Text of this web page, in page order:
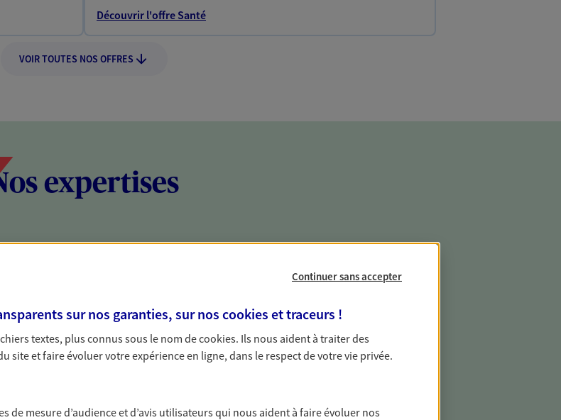
Découvrir l'offre Santé
VOIR TOUTES NOS OFFRES
expertises
pour
analyse
avec vos
Nous sommes à votre écoute pour vous proposer des
solutions assurantielles couvrant les risques liés à votre
activité, mais aussi les risques liés à votre vie privée. Un seul
interlocuteur pour tous vos besoins, ça change tout.
Continuer sans accepter
sur nos garanties, sur noscookies et traceurs !
textes, plus connus sous le nom decookies. Ils nous aident à traiter des
et faire évoluer votre expérience en ligne, dans le respect de votre vie privée.
de mesure d’audience et d’avis utilisateurs qui nous aident à faire évoluer nos